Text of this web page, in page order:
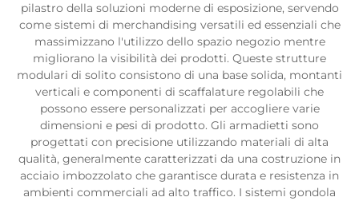
pilastro della soluzioni moderne di esposizione, servendo
come sistemi di merchandising versatili ed essenziali che
massimizzano l'utilizzo dello spazio negozio mentre
migliorano la visibilità dei prodotti. Queste strutture
modulari di solito consistono di una base solida, montanti
verticali e componenti di scaffalature regolabili che
possono essere personalizzati per accogliere varie
dimensioni e pesi di prodotto. Gli armadietti sono
progettati con precisione utilizzando materiali di alta
qualità, generalmente caratterizzati da una costruzione in
acciaio imbozzolato che garantisce durata e resistenza in
ambienti commerciali ad alto traffico. I sistemi gondola